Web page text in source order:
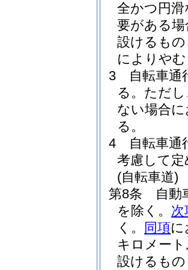
全かつ円
要がある
設けるも
によりや
3
自転車
る。 ただ
ない場合
る。
4
自転車通
考慮して
(自転車道)
第8条
自動
を除く。 次
く。
同項に
キロメー
設けるも